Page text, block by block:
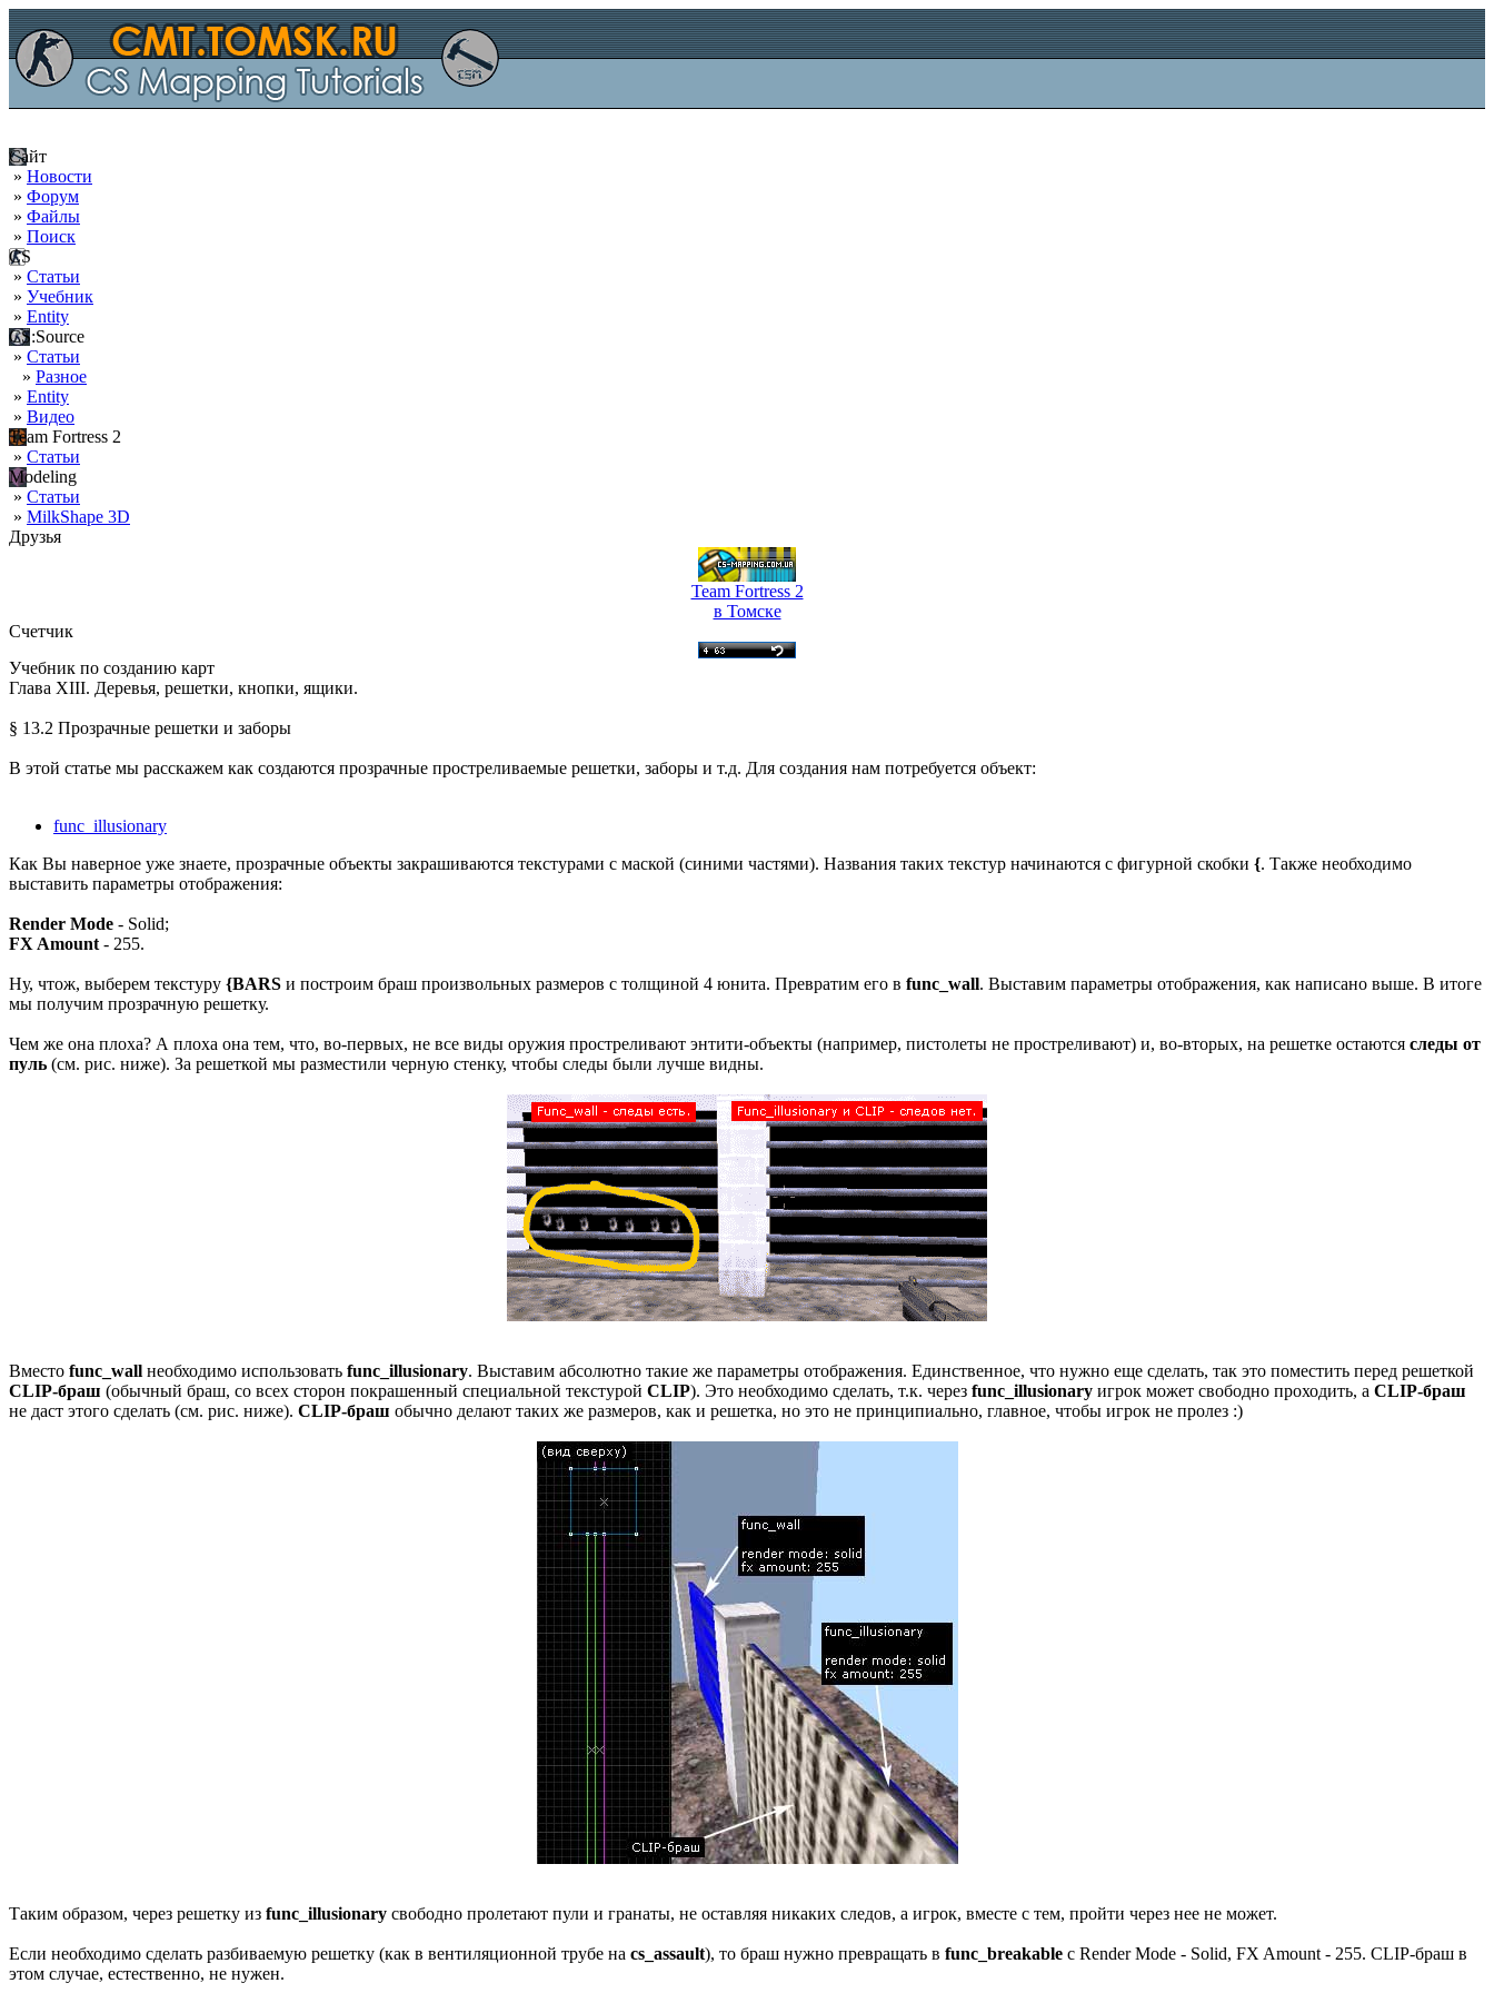
Сайт
» Новости
» Форум
» Файлы
» Поиск
CS
» Статьи
» Учебник
» Entity
CS:Source
» Статьи
» Разное
» Entity
» Видео
Team Fortress 2
» Статьи
Modeling
» Статьи
» MilkShape 3D
Друзья
Team Fortress 2
в Томске
Счетчик
Учебник по созданию карт
Глава XIII. Деревья, решетки, кнопки, ящики.
§ 13.2 Прозрачные решетки и заборы
В этой статье мы расскажем как создаются прозрачные простреливаемые решетки, заборы и т.д. Для создания нам потребуется объект:
func_illusionary
Как Вы наверное уже знаете, прозрачные объекты закрашиваются текстурами с маской (синими частями). Названия таких текстур начинаются с фигурной скобки {. Также необходимо
выставить параметры отображения:
Render Mode - Solid;
FX Amount - 255.
Ну, чтож, выберем текстуру {BARS и построим браш произвольных размеров с толщиной 4 юнита. Превратим его в func_wall. Выставим параметры отображения, как написано выше. В итоге
мы получим прозрачную решетку.
Чем же она плоха? А плоха она тем, что, во-первых, не все виды оружия простреливают энтити-объекты (например, пистолеты не простреливают) и, во-вторых, на решетке остаются следы от
пуль (см. рис. ниже). За решеткой мы разместили черную стенку, чтобы следы были лучше видны.
Вместо func_wall необходимо использовать func_illusionary. Выставим абсолютно такие же параметры отображения. Единственное, что нужно еще сделать, так это поместить перед решеткой
CLIP-браш (обычный браш, со всех сторон покрашенный специальной текстурой CLIP). Это необходимо сделать, т.к. через func_illusionary игрок может свободно проходить, а CLIP-браш
не даст этого сделать (см. рис. ниже). CLIP-браш обычно делают таких же размеров, как и решетка, но это не принципиально, главное, чтобы игрок не пролез :)
Таким образом, через решетку из func_illusionary свободно пролетают пули и гранаты, не оставляя никаких следов, а игрок, вместе с тем, пройти через нее не может.
Если необходимо сделать разбиваемую решетку (как в вентиляционной трубе на cs_assault), то браш нужно превращать в func_breakable с Render Mode - Solid, FX Amount - 255. CLIP-браш в
этом случае, естественно, не нужен.